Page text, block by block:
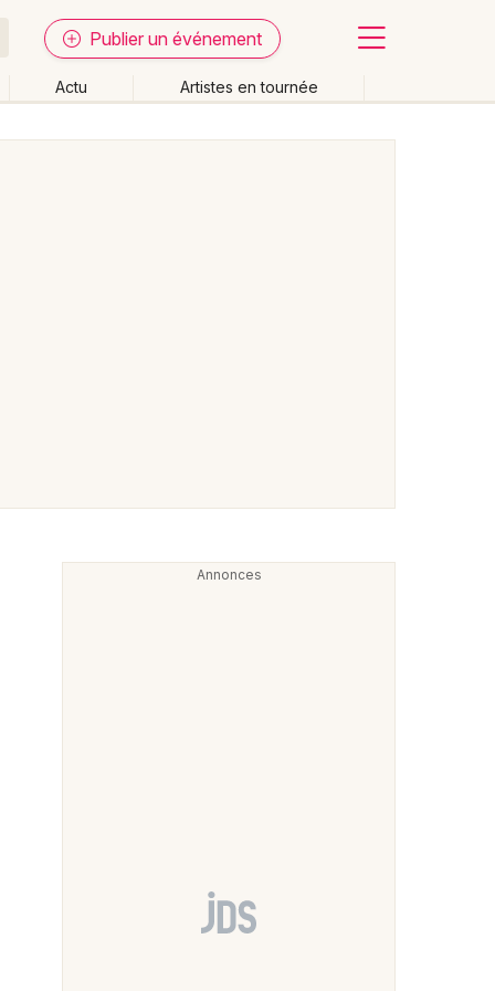
Publier un événement
Actu Artistes en tournée